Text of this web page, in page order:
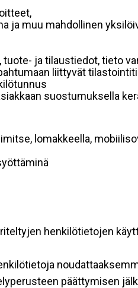
ja muu mahdollinen
ja tilaustiedot, tieto
liittyvät
suostumuksella
lomakkeella,
henkilötietojen
päättymisen